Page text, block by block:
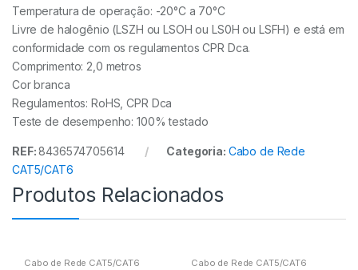
Temperatura de operação: -20°C a 70°C
Livre de halogênio (LSZH ou LSOH ou LS0H ou LSFH) e está em
conformidade com os regulamentos CPR Dca.
Comprimento: 2,0 metros
Cor branca
Regulamentos: RoHS, CPR Dca
Teste de desempenho: 100% testado
REF:8436574705614 Categoria: Cabo de Rede
CAT5/CAT6
Produtos Relacionados
Cabo de Rede CAT5/CAT6 Cabo de Rede CAT5/CAT6